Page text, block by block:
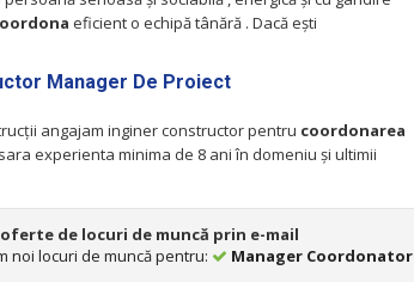
eficient o echipă tânără . Dacă ești
Manager De Proiect
angajam inginer constructor pentru coordonarea
experienta minima de 8 ani în domeniu și ultimii
de locuri de muncă prin e-mail
noi locuri de muncă pentru:
Manager Coordonator